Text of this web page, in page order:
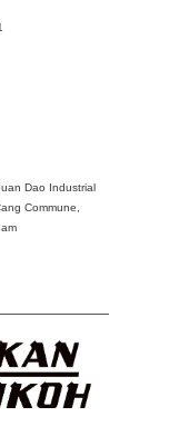
Dao Industrial
Commune,